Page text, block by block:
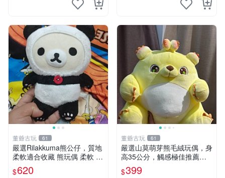
董爺古玩 61
嚴選Rilakkuma熊公仔，質地
柔軟適合收藏 熊玩偶 柔軟 公
仔 收藏
$620
董爺古玩 61
嚴選山莫萌芽熊毛絨玩偶，身
高35公分，觸感極佳推薦收
藏 萌芽熊 毛絨玩偶 串珠玩偶
$399